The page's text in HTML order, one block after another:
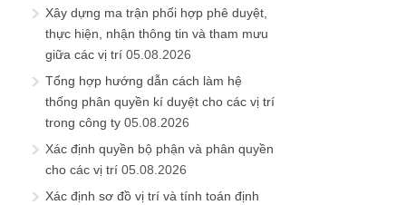
Xây dựng ma trận phối hợp phê duyệt,
thực hiện, nhận thông tin và tham mưu
giữa các vị trí 05.08.2026
Tổng hợp hướng dẫn cách làm hệ
thống phân quyền kí duyệt cho các vị trí
trong công ty 05.08.2026
Xác định quyền bộ phận và phân quyền
cho các vị trí 05.08.2026
Xác định sơ đồ vị trí và tính toán định